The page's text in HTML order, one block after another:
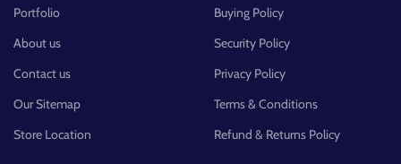
Portfolio
About us
Contact us
Our Sitemap
Store Location
Buying Policy
Security Policy
Privacy Policy
Terms & Conditions
Refund & Returns Policy